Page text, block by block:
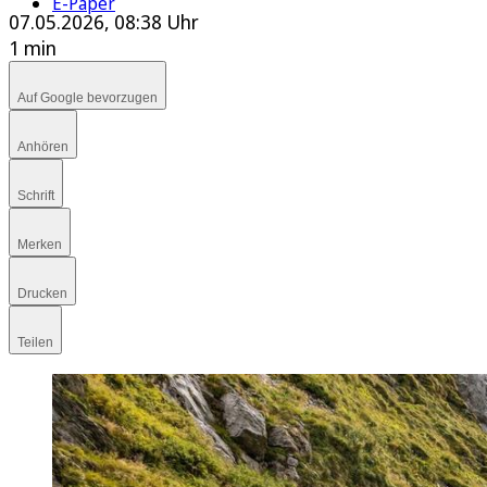
07.05.2026, 08:38 Uhr
1 min
Auf Google bevorzugen
Anhören
Schrift
Merken
Drucken
Teilen